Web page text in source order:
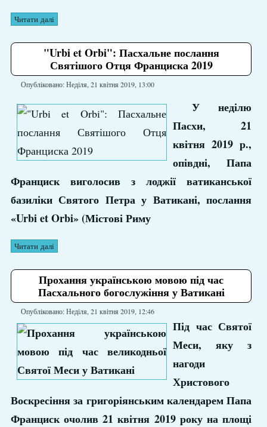
Читати далі
"Urbi et Orbi": Пасхальне послання
Святішого Отця Франциска 2019
Опубліковано: Неділя, 21 квітня 2019, 13:00
У неділю
Пасхи, 21
квітня 2019 р.,
опівдні, Папа
Франциск виголосив з лоджії ватиканської
базиліки Святого Петра у Ватикані, послання
«Urbi et Orbi» (Містові Риму
Читати далі
Прохання українською мовою під час
Пасхального богослужіння у Ватикані
Опубліковано: Неділя, 21 квітня 2019, 12:46
Під час Святої
Меси, яку з
нагоди
Христового
Воскресіння за григоріянським календарем Папа
Франциск очолив 21 квітня 2019 року на площі